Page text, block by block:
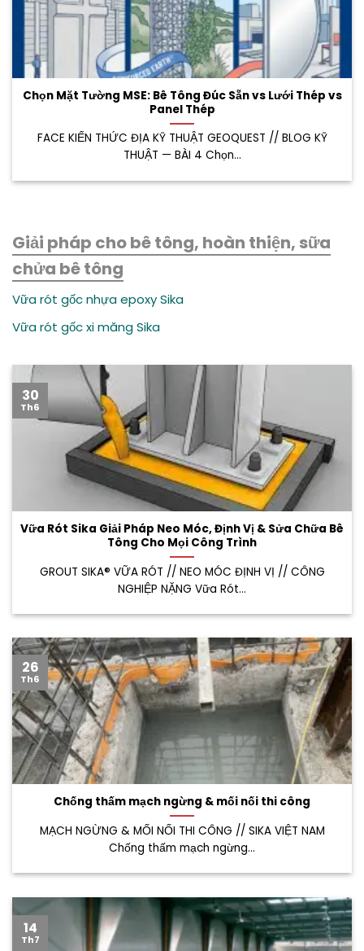
Chọn Mặt Tường MSE: Bê Tông Đúc Sẵn vs Lưới Thép vs
Panel Thép
FACE KIẾN THỨC ĐỊA KỸ THUẬT GEOQUEST // BLOG KỸ
THUẬT — BÀI 4 Chọn...
Giải pháp cho bê tông, hoàn thiện, sữa
chửa bê tông
Vữa rót gốc nhựa epoxy Sika
Vữa rót gốc xi măng Sika
Vữa Rót Sika Giải Pháp Neo Móc, Định Vị & Sửa Chữa Bê
Tông Cho Mọi Công Trình
GROUT SIKA® VỮA RÓT // NEO MÓC ĐỊNH VỊ // CÔNG
NGHIỆP NẶNG Vữa Rót...
30
Th6
Chống thấm mạch ngừng & mối nối thi công
MẠCH NGỪNG & MỐI NỐI THI CÔNG // SIKA VIỆT NAM
Chống thấm mạch ngừng...
26
Th6
14
Th7